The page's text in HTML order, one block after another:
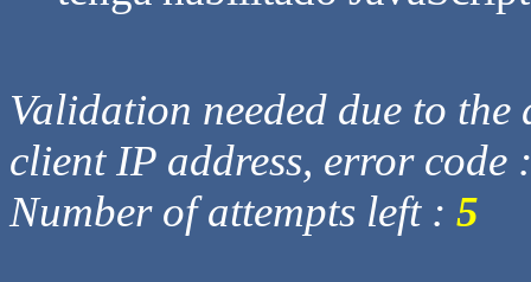
Validation needed due to
client IP address, error code
Number of attempts left : 5